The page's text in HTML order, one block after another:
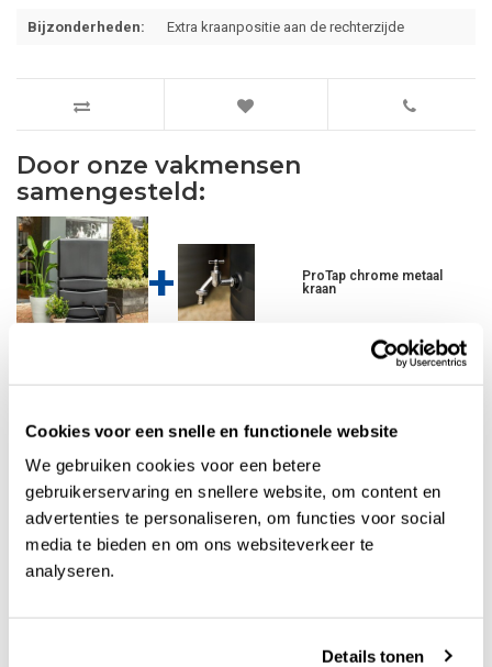
Cookies voor een snelle en functionele website
We gebruiken cookies voor een betere
gebruikerservaring en snellere website, om content en
advertenties te personaliseren, om functies voor social
media te bieden en om ons websiteverkeer te
analyseren.
Details tonen
Bijzonderheden: Extra kraanpositie aan de rechterzijde
Door onze vakmensen
samengesteld:
+
ProTap chrome metaal
kraan
Narrow pakket V1
€276,28
(€276,28)